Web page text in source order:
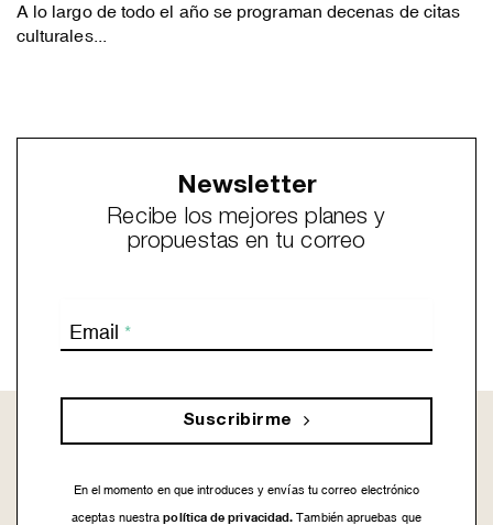
A lo largo de todo el año se programan decenas de citas
culturales...
Newsletter
Recibe los mejores planes y
propuestas en tu correo
Email *
Suscribirme
En el momento en que introduces y envías tu correo electrónico
aceptas nuestra política de privacidad. También apruebas que